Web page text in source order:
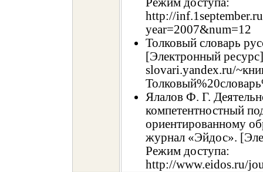
http://
year=2007&num=12
Толковый словарь
[Электронный
slovari.yandex.ru/
Ялалов Ф. Г.
компетентностный
ориентированному
журнал «Эйдос».
Режим доступа:
http://www.eidos.ru/